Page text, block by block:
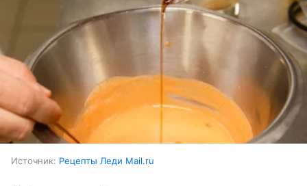
Источник: Рецепты Леди Mail.ru